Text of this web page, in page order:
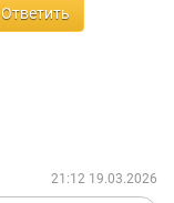
Ответить
21:12 19.03.2026